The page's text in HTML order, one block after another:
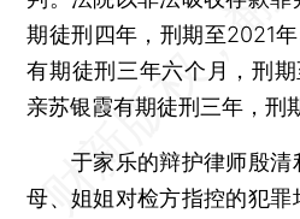
期徒刑四年，刑期至2021
有期徒刑三年六个月，刑
亲苏银霞有期徒刑三年，刑
于家乐的辩护律师殷清
母、姐姐对检方指控的犯